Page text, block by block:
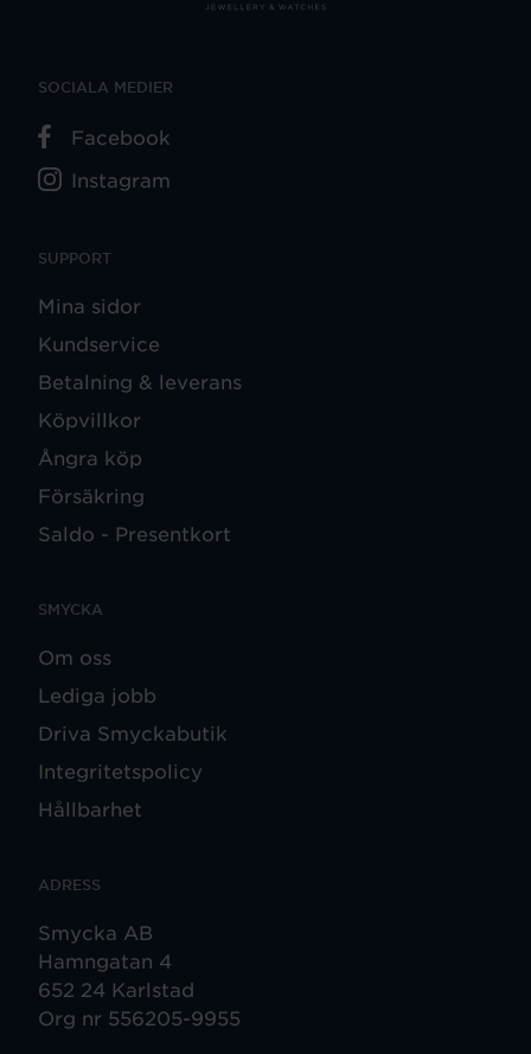
SUPPORT
Mina sidor
Kundservice
Betalning & leverans
Köpvillkor
Ångra köp
Försäkring
Saldo - Presentkort
SMYCKA
Om oss
Lediga jobb
Driva Smyckabutik
Integritetspolicy
Hållbarhet
ADRESS
Smycka AB
Hamngatan 4
652 24 Karlstad
Org nr 556205-9955
SOCIALA MEDIER
Facebook
Instagram